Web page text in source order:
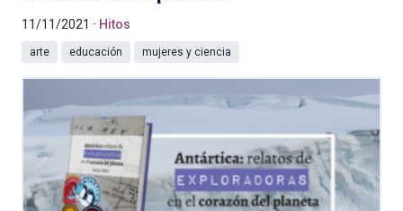
11/11/2021 Hitos
arte educación mujeres y ciencia